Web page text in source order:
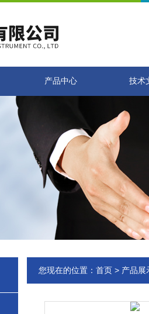
产品中心 技术
您现在的位置： 首页 > 产品展